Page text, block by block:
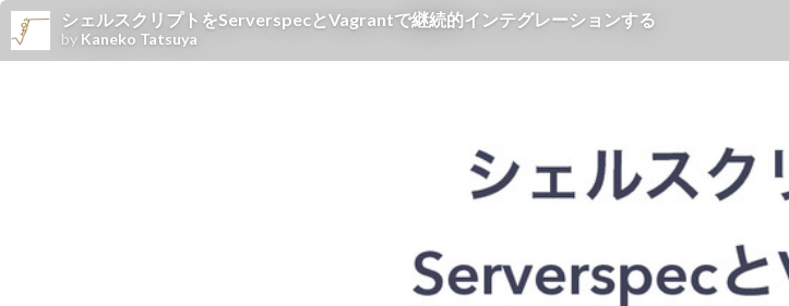
シェルスクリプトをServerspecとVagrantで継続的インテグレーションする
by Kaneko Tatsuya